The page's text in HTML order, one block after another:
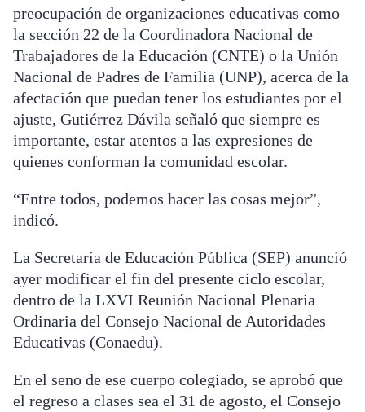
preocupación de organizaciones educativas como
la sección 22 de la Coordinadora Nacional de
Trabajadores de la Educación (CNTE) o la Unión
Nacional de Padres de Familia (UNP), acerca de la
afectación que puedan tener los estudiantes por el
ajuste, Gutiérrez Dávila señaló que siempre es
importante, estar atentos a las expresiones de
quienes conforman la comunidad escolar.
“Entre todos, podemos hacer las cosas mejor”,
indicó.
La Secretaría de Educación Pública (SEP) anunció
ayer modificar el fin del presente ciclo escolar,
dentro de la LXVI Reunión Nacional Plenaria
Ordinaria del Consejo Nacional de Autoridades
Educativas (Conaedu).
En el seno de ese cuerpo colegiado, se aprobó que
el regreso a clases sea el 31 de agosto, el Consejo